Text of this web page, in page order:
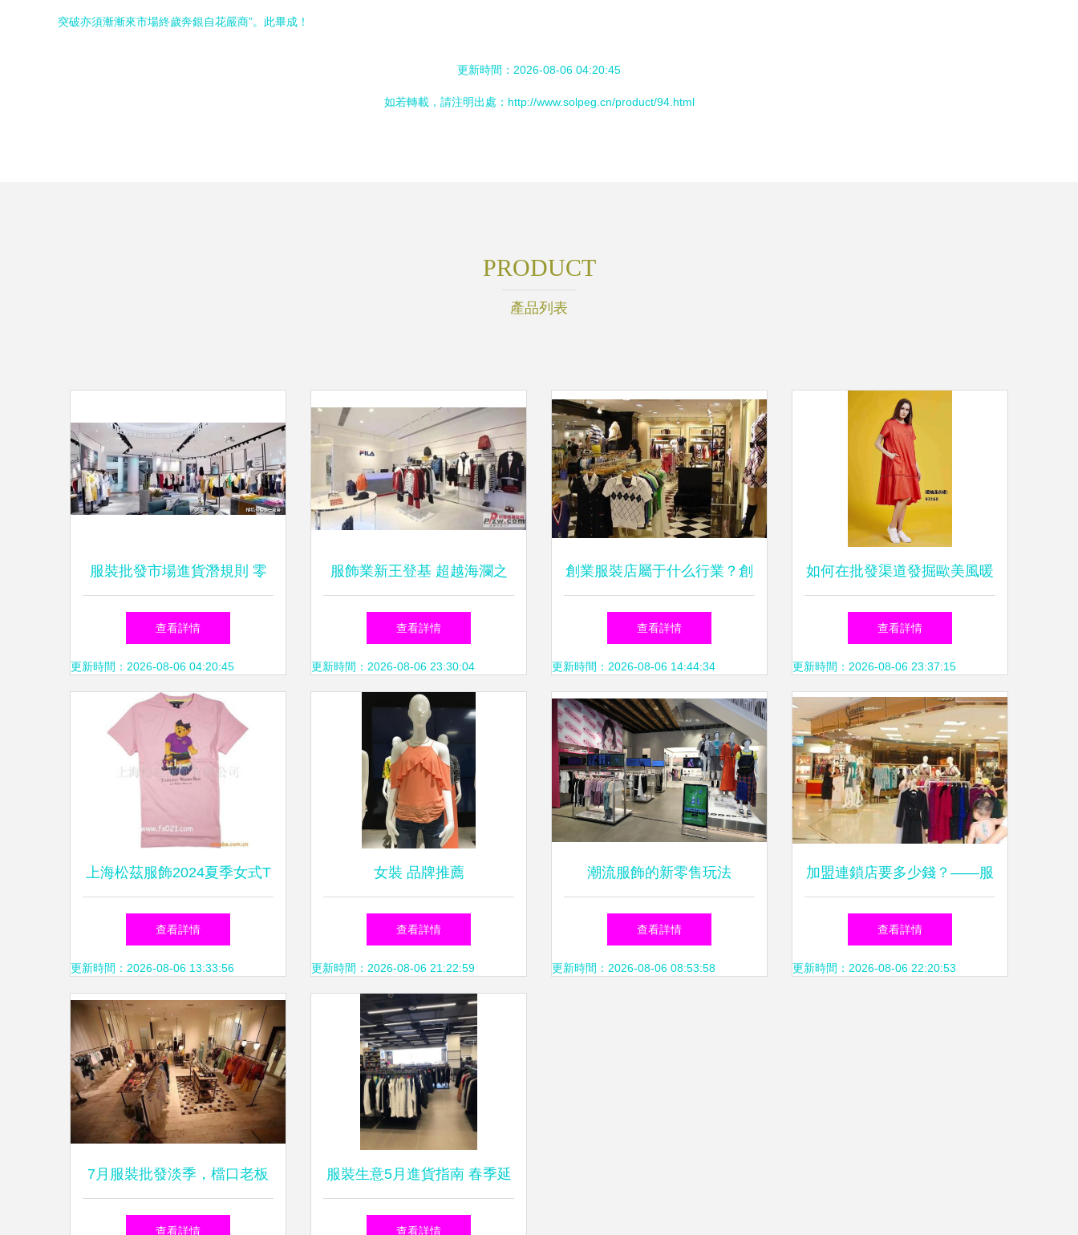
突破亦須漸漸來市場終歲奔銀自花嚴商”。此畢成！
更新時間：2026-08-06 04:20:45
如若轉載，請注明出處：http://www.solpeg.cn/product/94.html
PRODUCT
產品列表
服裝批發市場進貨潛規則 零
售商的生存指南
查看詳情
更新時間：2026-08-06 04:20:45
服飾業新王登基 超越海瀾之
家，開啟品牌零售新時代
查看詳情
更新時間：2026-08-06 23:30:04
創業服裝店屬于什么行業？創
業機會與好處一網打盡！
查看詳情
更新時間：2026-08-06 14:44:34
如何在批發渠道發掘歐美風暖
橘色連衣裙的零售潛力？
查看詳情
更新時間：2026-08-06 23:37:15
上海松茲服飾2024夏季女式T
恤產品全覽
查看詳情
更新時間：2026-08-06 13:33:56
女裝 品牌推薦
查看詳情
更新時間：2026-08-06 21:22:59
潮流服飾的新零售玩法
YOHO!創始人梁超的“場景化
+提升效率”實戰解析
查看詳情
更新時間：2026-08-06 08:53:58
加盟連鎖店要多少錢？——服
裝服飾零售加盟費用解析
查看詳情
更新時間：2026-08-06 22:20:53
7月服裝批發淡季，檔口老板
如何破局？
查看詳情
服裝生意5月進貨指南 春季延
續與夏季輕盈的雙線策略
查看詳情